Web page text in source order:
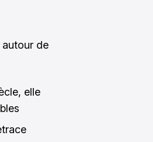
de
elle